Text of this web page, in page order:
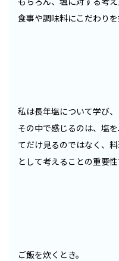
食事や調味料にこだわり
私は長年塩について学び
その中で感じるのは、塩
てだけ見るのではなく、
として考えることの重要性
ご飯を炊くとき。